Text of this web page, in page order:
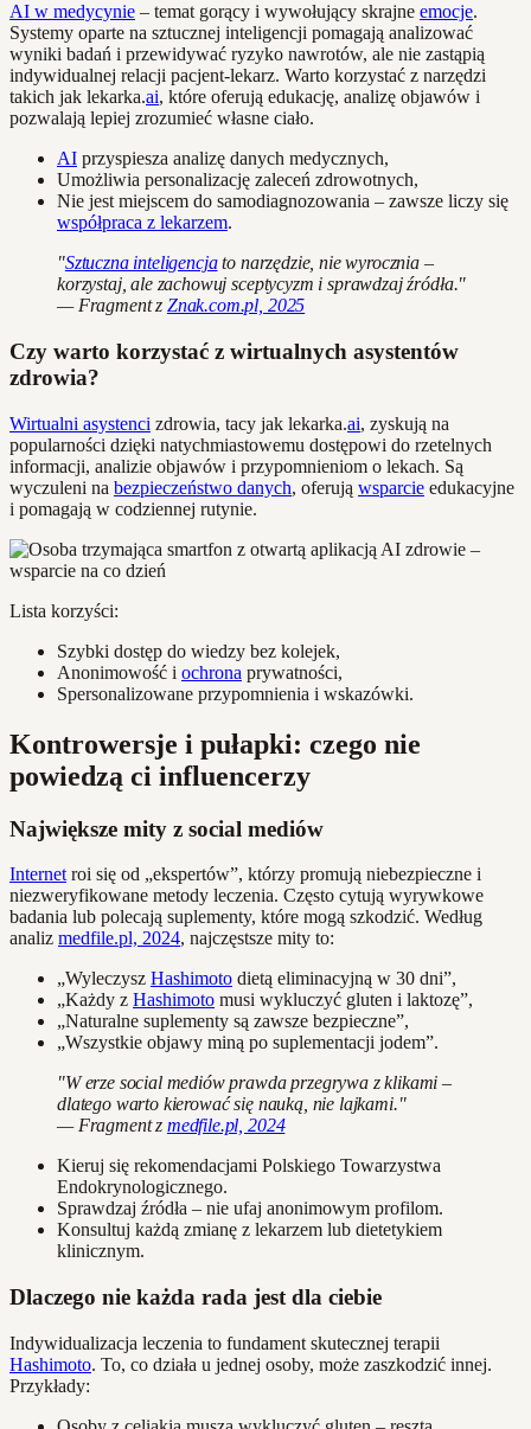
AI w medycynie – temat gorący i wywołujący skrajne emocje.
Systemy oparte na sztucznej inteligencji pomagają analizować
wyniki badań i przewidywać ryzyko nawrotów, ale nie zastąpią
indywidualnej relacji pacjent-lekarz. Warto korzystać z narzędzi
takich jak lekarka.ai, które oferują edukację, analizę objawów i
pozwalają lepiej zrozumieć własne ciało.
AI przyspiesza analizę danych medycznych,
Umożliwia personalizację zaleceń zdrowotnych,
Nie jest miejscem do samodiagnozowania – zawsze liczy się
współpraca z lekarzem.
"Sztuczna inteligencjato narzędzie, nie wyrocznia –
korzystaj, ale zachowuj sceptycyzm i sprawdzaj źródła."
— Fragment z Znak.com.pl, 2025
Czy warto korzystać z wirtualnych asystentów
zdrowia?
Wirtualni asystenci zdrowia, tacy jak lekarka.ai, zyskują na
popularności dzięki natychmiastowemu dostępowi do rzetelnych
informacji, analizie objawów i przypomnieniom o lekach. Są
wyczuleni na bezpieczeństwo danych, oferują wsparcie edukacyjne
i pomagają w codziennej rutynie.
Lista korzyści:
Szybki dostęp do wiedzy bez kolejek,
Anonimowość i ochrona prywatności,
Spersonalizowane przypomnienia i wskazówki.
Kontrowersje i pułapki: czego nie
powiedzą ci influencerzy
Największe mity z social mediów
Internetroi się od „ekspertów”, którzy promują niebezpieczne i
niezweryfikowane metody leczenia. Często cytują wyrywkowe
badania lub polecają suplementy, które mogą szkodzić. Według
analiz medfile.pl, 2024, najczęstsze mity to:
„Wyleczysz Hashimoto dietą eliminacyjną w 30 dni”,
„Każdy z Hashimoto musi wykluczyć gluten i laktozę”,
„Naturalne suplementy są zawsze bezpieczne”,
„Wszystkie objawy miną po suplementacji jodem”.
"W erze social mediów prawda przegrywa z klikami –
dlatego warto kierować się nauką, nie lajkami."
— Fragment z medfile.pl, 2024
Kieruj się rekomendacjami Polskiego Towarzystwa
Endokrynologicznego.
Sprawdzaj źródła – nie ufaj anonimowym profilom.
Konsultuj każdą zmianę z lekarzem lub dietetykiem
klinicznym.
Dlaczego nie każda rada jest dla ciebie
Indywidualizacja leczenia to fundament skutecznej terapii
Hashimoto. To, co działa u jednej osoby, może zaszkodzić innej.
Przykłady: